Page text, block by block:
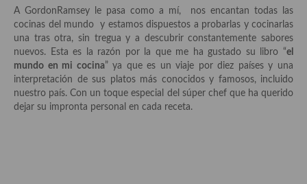
Historia de la gastronomía, platos celebres, cocineros, críticos,
historias culinarias y otras cosas
Origen y evolución de la comida
Protocolo y buenas maneras.
A GordonRamsey le pasa como a mí, nos encantan todas las
cocinas del mundo y estamos dispuestos a probarlas y cocinarlas
una tras otra, sin tregua y a descubrir constantemente sabores
nuevos. Esta es la razón por la que me ha gustado su libro “el
mundo en mi cocina” ya que es un viaje por diez países y una
interpretación de sus platos más conocidos y famosos, incluido
nuestro país. Con un toque especial del súper chef que ha querido
dejar su impronta personal en cada receta.